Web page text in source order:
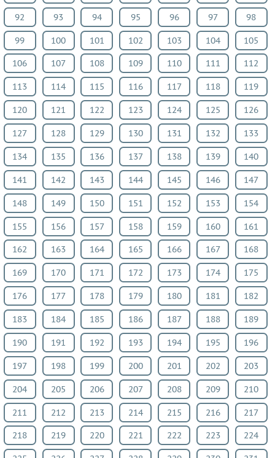
Природоведение
Музыка
ИЗО
Литература
Обществознание
Человек
мир
Технология
Естествознание
Испанский
язык
Искусство
Китайский
язык
Кубановедение
Казахский
язык
Физкультура
Основы
культуры
ВИДЕОРЕШЕНИЯ
92 93 94 95 96 97 98
99 100 101 102 103 104 105
106 107 108 109 110 111 112
113 114 115 116 117 118 119
120 121 122 123 124 125 126
127 128 129 130 131 132 133
134 135 136 137 138 139 140
141 142 143 144 145 146 147
148 149 150 151 152 153 154
155 156 157 158 159 160 161
162 163 164 165 166 167 168
169 170 171 172 173 174 175
176 177 178 179 180 181 182
183 184 185 186 187 188 189
190 191 192 193 194 195 196
197 198 199 200 201 202 203
204 205 206 207 208 209 210
211 212 213 214 215 216 217
218 219 220 221 222 223 224